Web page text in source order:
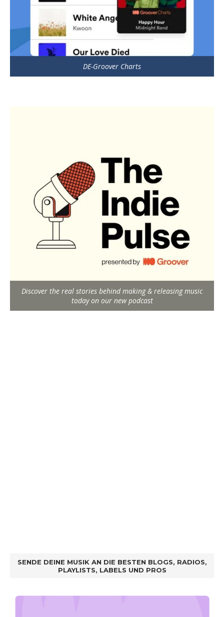
DE-Groover Charts
Discover the real stories behind making & releasing music
today on our new podcast
SENDE DEINE MUSIK AN DIE BESTEN BLOGS, RADIOS,
PLAYLISTS, LABELS UND PROS